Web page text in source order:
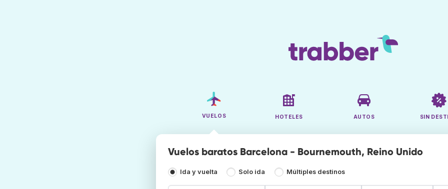
VUELOS HOTELES AUTOS SIN
Vuelos baratos Barcelona - Bournemouth, Reino Unido
Ida y vuelta Solo ida Múltiples destinos